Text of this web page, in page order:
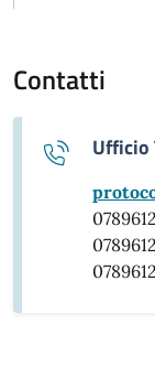
Contatti
Ufficio